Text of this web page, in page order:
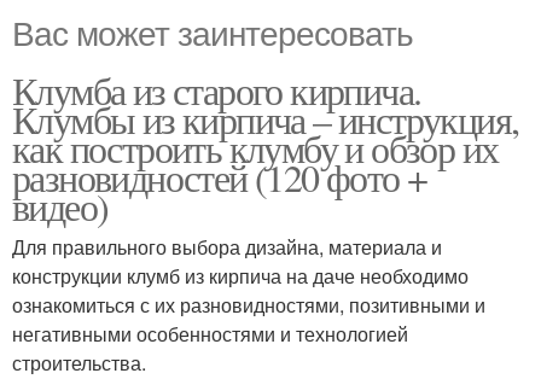
Вас может заинтересовать
Клумба из старого кирпича.
Клумбы из кирпича – инструкция,
как построить клумбу и обзор их
разновидностей (120 фото +
видео)
Для правильного выбора дизайна, материала и
конструкции клумб из кирпича на даче необходимо
ознакомиться с их разновидностями, позитивными и
негативными особенностями и технологией
строительства.